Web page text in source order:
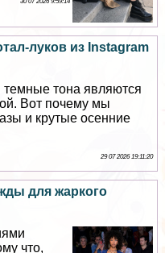
луков из Instagram
тона являются
Вот почему мы
и крутые осенние
29 07 2026 19:11:20
для жаркого
что,